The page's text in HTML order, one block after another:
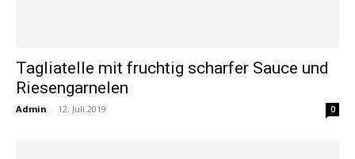
Tagliatelle mit fruchtig scharfer Sauce und
Riesengarnelen
Admin - 12. Juli 2019 0